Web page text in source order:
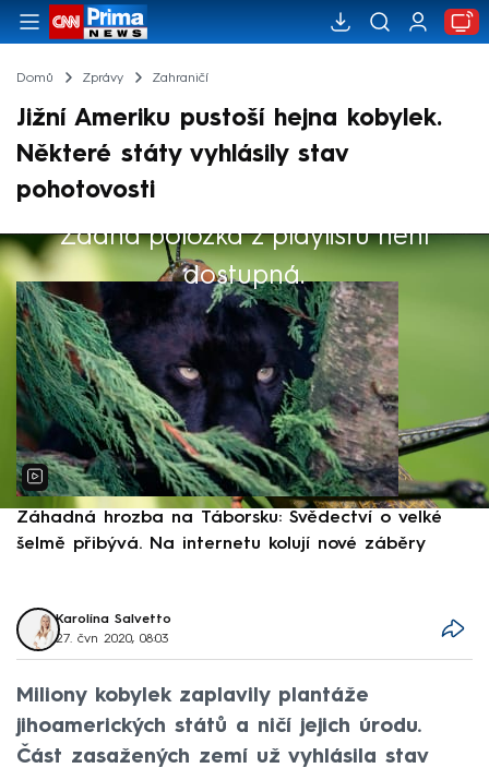
Domů Zprávy Zahraničí
Jižní Ameriku pustoší hejna kobylek.
Některé státy vyhlásily stav
pohotovosti
Žádná položka z playlistu není
dostupná.
Výběr redakce
Záhadná hrozba na Táborsku: Svědectví o velké
šelmě přibývá. Na internetu kolují nové záběry
Karolína Salvetto
27. čvn 2020, 08:03
Miliony kobylek zaplavily plantáže
jihoamerických států a ničí jejich úrodu.
Část zasažených zemí už vyhlásila stav